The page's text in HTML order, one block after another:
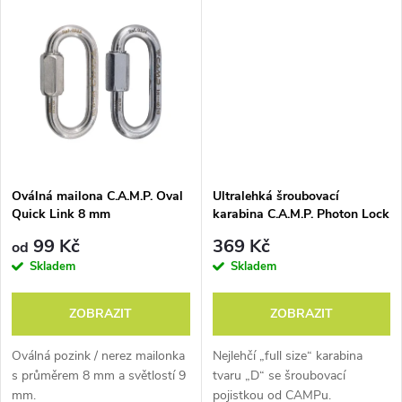
C.A.M.P. stále
zůstává ve
vlastnictví jedné
rodiny.
značkou.
100 let tam vyrábí
cepíny
Oválná mailona C.A.M.P. Oval
Quick Link 8 mm
od 99 Kč
Skladem
ZOBRAZIT
Oválná pozink / nerez mailonka
s průměrem 8 mm a světlostí 9
mm.
Ultralehká šroubovací
karabina C.A.M.P. Photon Lock
369 Kč
Skladem
ZOBRAZIT
Nejlehčí „full size“ karabina
tvaru „D“ se šroubovací
pojistkou od CAMPu.